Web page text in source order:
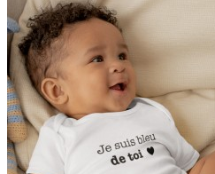
Aperçu rapide
Noir Beige